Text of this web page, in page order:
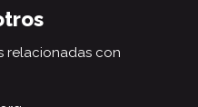
relacionadas con